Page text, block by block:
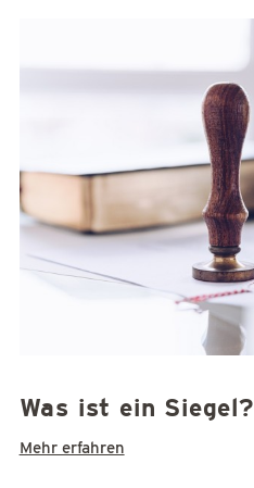
Was ist ein Siegel?
Mehr erfahren